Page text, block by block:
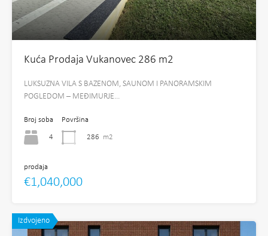
Kuća Prodaja Vukanovec 286 m2
LUKSUZNA VILA S BAZENOM, SAUNOM I PANORAMSKIM
POGLEDOM – MEĐIMURJE…
Broj soba
4
Površina
286 m2
prodaja
€1,040,000
Izdvojeno